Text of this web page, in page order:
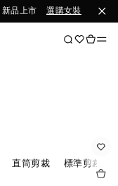
新品上市 選購女裝 選購男
直筒剪裁 標準剪裁